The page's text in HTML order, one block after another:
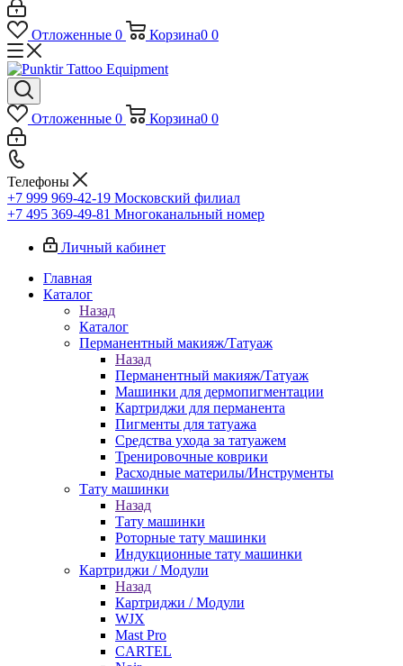
Отложенные 0 Корзина0 0
Отложенные 0 Корзина0 0
Телефоны
+7 999 969-42-19 Московский филиал
+7 495 369-49-81 Многоканальный номер
Личный кабинет
Главная
Каталог
Назад
Каталог
Перманентный макияж/Татуаж
Назад
Перманентный макияж/Татуаж
Машинки для дермопигментации
Картриджи для перманента
Пигменты для татуажа
Средства ухода за татуажем
Тренировочные коврики
Расходные материлы/Инструменты
Тату машинки
Назад
Тату машинки
Роторные тату машинки
Индукционные тату машинки
Картриджи / Модули
Назад
Картриджи / Модули
WJX
Mast Pro
CARTEL